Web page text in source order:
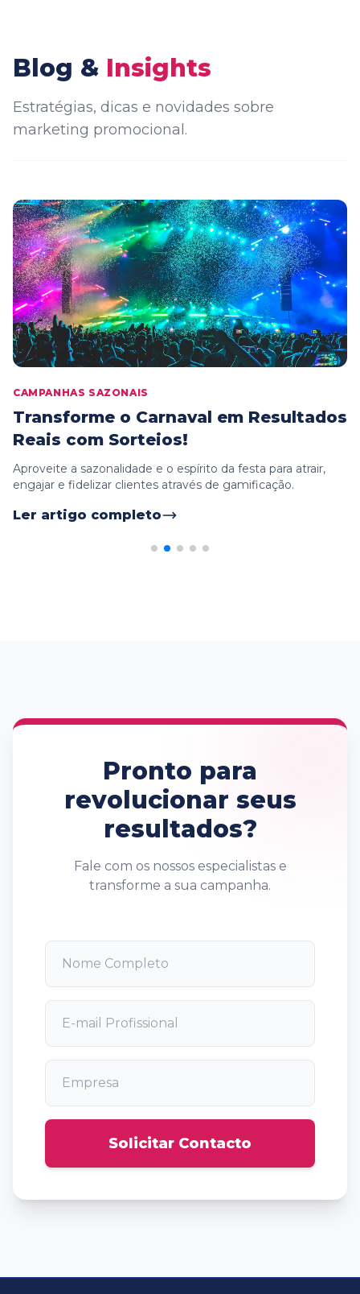
Blog & Insights
Estratégias, dicas e novidades sobre
marketing promocional.
CAMPANHAS SAZONAIS
Transforme o Carnaval em Resultados
Reais com Sorteios!
Aproveite a sazonalidade e o espírito da festa para atrair,
engajar e fidelizar clientes através de gamificação.
Ler artigo completo
Pronto para
revolucionar seus
resultados?
Fale com os nossos especialistas e
transforme a sua campanha.
Solicitar Contacto